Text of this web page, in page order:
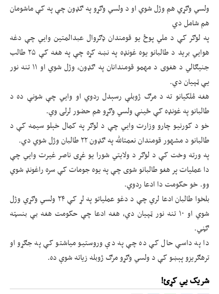
ولسي وګړي هم وژل شوي او د ولسي وګړو په ګډون چې په کې ماشومان
هم شامل دي
په لوګر کې د ملي پوځ یو قومندان ډګروال عبدالمتین وايي چې دغه
هوايي برید د طالبانو یوه غونډه په نښه کړه چې په هغه کې ۲۵ طالب
جنیګالي د هغوی د مهمو قومندانان په ګډون، وژل شوي او ۱۱ تنه نور
یې ټپیان دي.
هغه مُلکیانو ته د مرګ ژوبلې رسېدل ردوي او وايي چې شونې ده د
طالبانو په غونډه کې ځينې ولسي وګړو هم حضور لرلی وي.
خو د کورنیو چارو وزارت وايي چې د لوګر په کمال خېلو سیمه کې د
طالبانو د مشهور قومندان نعمت‎الله په ګډون ۲۲ طالبان وژل شوي دي.
په ورته وخت کې د لوګر د ولایتي شورا یو غړی ناصر غیرت وايي چې
دا عملیات پر هغو طالبانو شوی چې په یوه جومات کې سره راغونډ شوي
وو. خو حکومت دا ادعا ردوي.
بلخوا طالبان ادعا لري چې د دغو عملیاتو په لړ کې ۲۴ ولسي وګړي وژل
شوي او ۱۰ تنه نور ټپيان دي، هغه ادعا چې حکومت هغه بې بنسټه
ګڼي.
دا په داسې حال کې ده چې په دې وروستیو میاشتو کې په جګړو او
ترهګریزو پېښو کې د ولسي وګړو مرګ ژوبله زیاته شوې ده.
شریک یي کړئ!